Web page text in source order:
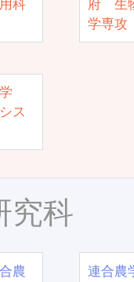
科
府 生
学専攻
ス
究科
農
連合農